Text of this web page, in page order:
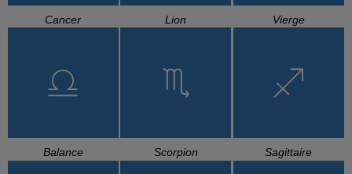
Cancer Lion Vierge
Balance Scorpion Sagittaire